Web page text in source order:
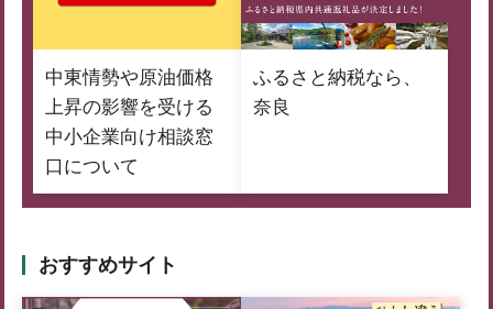
中東情勢や原油価格
上昇の影響を受ける
中小企業向け相談窓
口について
ふるさと納税なら、
奈良
おすすめサイト